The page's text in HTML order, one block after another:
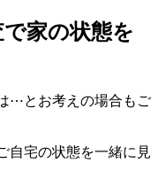
家の状態を
⋯とお考えの場合もご
自宅の状態を一緒に見